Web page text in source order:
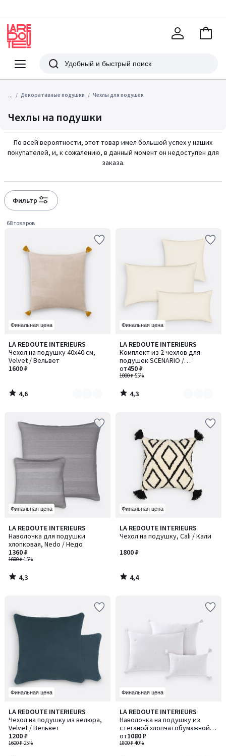
Меню
Redoute
Поиск
В
... Декоративные подушки Чехлы для подушек
Чехлы на подушки
По всей вероятности, этот товар имел большой успех у наших
покупателей, и, к сожалению, в данный момент он недоступен для
заказа.
Фильтр
68 товаров
Финальная цена
LA REDOUTE INTERIEURS
Чехол на подушку 40x40 см,
Velvet / Вельвет
1600 ₽
4,6
/ 5
Количество
цветов:
4
4,6
/
Финальная цена
LA REDOUTE INTERIEURS
Комплект из 2 чехлов для
подушек SCENARIO /
СЦЕНАРИО
1000 ₽-55%
от450 ₽
4,3
/ 5
Количество
цветов:
4
4,3
/
Финальная цена
LA REDOUTE INTERIEURS
Наволочка для подушки
хлопковая, Nedo / Недо
1600 ₽-15%
1360 ₽
4,3
/ 5
4,3
/
Финальная цена
LA REDOUTE INTERIEURS
Чехол на подушку, Cali / Кали
1800 ₽
4,4
/ 5
4,4
/
Финальная цена
LA REDOUTE INTERIEURS
Чехол на подушку из велюра,
Velvet / Вельвет
1600 ₽-25%
1200 ₽
4,6
/ 5
Финальная цена
LA REDOUTE INTERIEURS
Наволочка на подушку из
стеганой хлопчатобумажной
газовой ткани, Kumla / Кумла
1800 ₽-40%
от1080 ₽
4,7
/ 5
Количество
цветов:
5